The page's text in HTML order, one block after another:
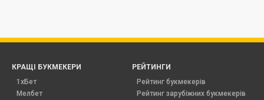
КРАЩІ БУКМЕКЕРИ
1хБет
Мелбет
РЕЙТИНГИ
Рейтинг букмекерів
Рейтинг зарубіжних букмекерів